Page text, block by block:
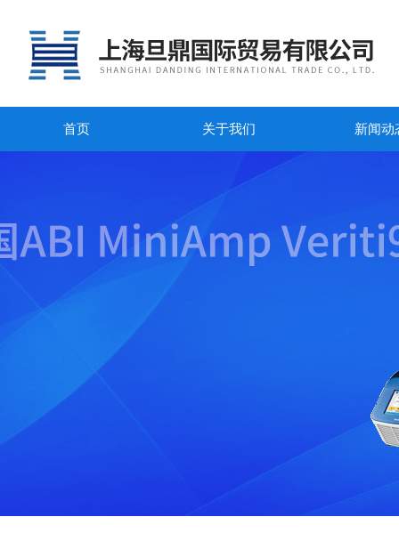
首页 关于我们 新闻动